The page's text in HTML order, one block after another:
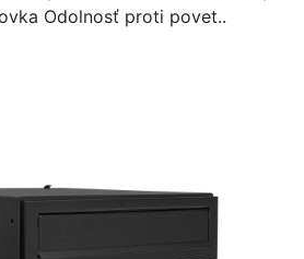
Odolnosť proti povet..